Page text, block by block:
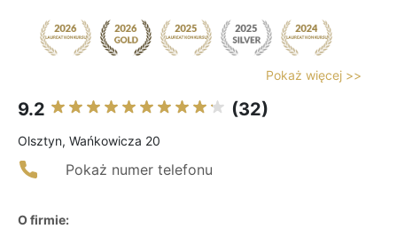
Pokaż więcej >>
9.2 (32)
Olsztyn, Wańkowicza 20
Pokaż numer telefonu
O firmie: